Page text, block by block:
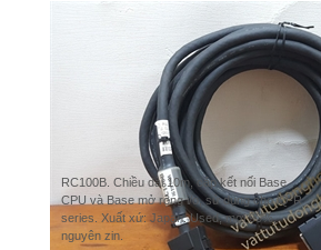
RC100B. Chiều dài 10m, cáp kết nối Base
CPU và Base mở rộng i/o, sử dụng cho iQ-R
series. Xuất xứ: Japan. Used, mới 90%,
nguyên zin.